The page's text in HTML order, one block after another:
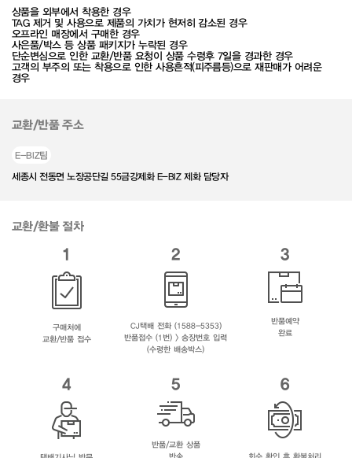
상품을 외부에서 착용한 경우
TAG 제거 및 사용으로 제품의 가치가 현저히 감소된 경우
오프라인 매장에서 구매한 경우
사은품/박스 등 상품 패키지가 누락된 경우
단순변심으로 인한 교환/반품 요청이 상품 수령후 7일을 경과한 경우
고객의 부주의 또는 착용으로 인한 사용흔적(피주름등)으로 재판매가 어려운
경우
교환/반품 주소
E-BIZ팀
세종시 전동면 노장공단길 55금강제화 E-BIZ 제화 담당자
교환/환불 절차
1
구매처에
교환/반품 접수
2
CJ택배 전화 (1588-5353)
반품접수 (1번) > 송장번호 입력
(수령한 배송박스)
3
반품예약
완료
4 5
반품/교환 상품
반송
6
회수 확인 후 환불처리